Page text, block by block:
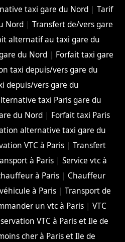
taxi gare du Nord| Tarif
Nord| Transfert de/vers gare
alternatif au taxi gare du
du Nord | Forfait taxi gare
taxi depuis/vers gare du
depuis/vers gare du
taxi Paris gare du
du Nord | Forfait taxi Paris
alternative taxi gare du
VTC à Paris| Transfert
à Paris |Service vtc à
à Paris | Chauffeur
à Paris |Transport de
un vtc à Paris| VTC
VTC à Paris et Ile de
cher à Paris et Ile de